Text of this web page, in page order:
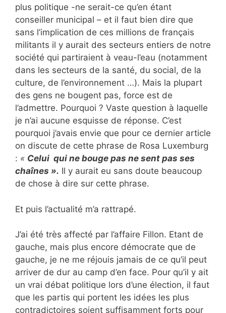
plus politique -ne serait-ce qu’en étant
conseiller municipal – et il faut bien dire que
sans l’implication de ces millions de français
militants il y aurait des secteurs entiers de notre
société qui partiraient à veau-l’eau (notamment
dans les secteurs de la santé, du social, de la
culture, de l’environnement …). Mais la plupart
des gens ne bougent pas, force est de
l’admettre. Pourquoi ? Vaste question à laquelle
je n’ai aucune esquisse de réponse. C’est
pourquoi j’avais envie que pour ce dernier article
on discute de cette phrase de Rosa Luxemburg
: « Celui qui ne bouge pas ne sent pas ses
chaînes ». Il y aurait eu sans doute beaucoup
de chose à dire sur cette phrase.
Et puis l’actualité m’a rattrapé.
J’ai été très affecté par l’affaire Fillon. Etant de
gauche, mais plus encore démocrate que de
gauche, je ne me réjouis jamais de ce qu’il peut
arriver de dur au camp d’en face. Pour qu’il y ait
un vrai débat politique lors d’une élection, il faut
que les partis qui portent les idées les plus
contradictoires soient suffisamment forts pour